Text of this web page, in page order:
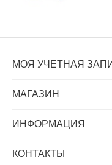
МОЯ УЧЕТНАЯ
МАГАЗИН
ИНФОРМАЦИЯ
КОНТАКТЫ